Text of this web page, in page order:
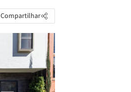
Compartilhar